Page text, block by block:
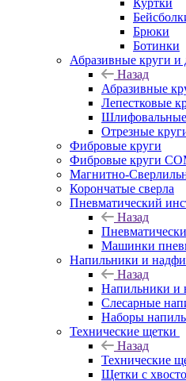
Куртки
Брюки
Ботинки
Абразивные круги и
Назад
Абразивные
Лепестковые
Отрезные
Фибровые круги
Фибровые круги
Магнитно-
Корончатые сверла
Пневматический
Назад
Машинки
Напильники и
Назад
Напильники и
Слесарные
Наборы
Технические щетки
Назад
Технические
Щетки с